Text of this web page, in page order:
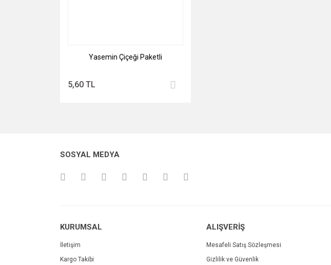
Yasemin Çiçeği Paketli
5,60 TL
SOSYAL MEDYA
KURUMSAL
İletişim
Kargo Takibi
ALIŞVERİŞ
Mesafeli Satış Sözleşmesi
Gizlilik ve Güvenlik